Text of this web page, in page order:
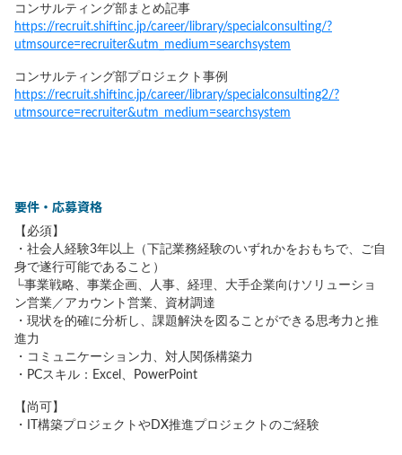
コンサルティング部まとめ記事
https://recruit.shiftinc.jp/career/library/specialconsulting/?
utmsource=recruiter&utm_medium=searchsystem
コンサルティング部プロジェクト事例
https://recruit.shiftinc.jp/career/library/specialconsulting2/?
utmsource=recruiter&utm_medium=searchsystem
要件・応募資格
【必須】
・社会人経験3年以上（下記業務経験のいずれかをおもちで、ご自
身で遂行可能であること）
└事業戦略、事業企画、人事、経理、大手企業向けソリューショ
ン営業／アカウント営業、資材調達
・現状を的確に分析し、課題解決を図ることができる思考力と推
進力
・コミュニケーション力、対人関係構築力
・PCスキル：Excel、PowerPoint
【尚可】
・IT構築プロジェクトやDX推進プロジェクトのご経験